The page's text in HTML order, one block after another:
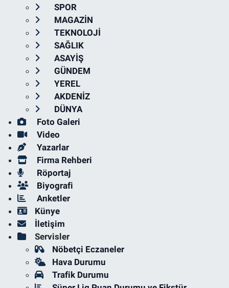
SPOR
MAGAZİN
TEKNOLOJİ
SAĞLIK
ASAYİŞ
GÜNDEM
YEREL
AKDENİZ
DÜNYA
Foto Galeri
Video
Yazarlar
Firma Rehberi
Röportaj
Biyografi
Anketler
Künye
İletişim
Servisler
Nöbetçi Eczaneler
Hava Durumu
Trafik Durumu